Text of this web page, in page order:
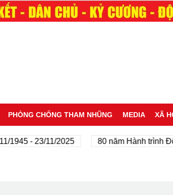
PHÒNG CHỐNG THAM NHŨNG MEDIA XÃ
- 23/11/2025 80 năm Hành trình Độc